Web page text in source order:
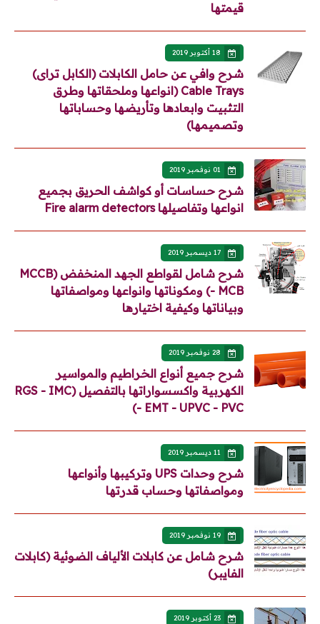
قيمتها
18 أكتوبر 2019
شرح وافي عن حامل الكابلات (الكابل تراى)
Cable Trays (انواعها وملحقاتها وطرق
التثبيت وابعادها وتأريضها وحساباتها
وتصميمها)
01 نوفمبر 2019
شرح حساسات أو كواشف الحريق بجميع
انواعها وتفاصيلها Fire alarm detectors
17 ديسمبر 2019
شرح شامل لقواطع الجهد المنخفض (MCCB
- MCB) ومكوناتها وانواعها ومواصفاتها
وبياناتها وكيفية اختيارها
28 نوفمبر 2019
شرح جميع أنواع الخراطيم والمواسير
الكهربية واكسسواراتها بالتفصيل (RGS - IMC
- EMT - UPVC - PVC)
11 ديسمبر 2019
شرح وحدات UPS وتركيبها وأنواعها
ومواصفاتها وحساب قدرتها
19 نوفمبر 2019
شرح شامل عن كابلات الألياف الضوئية (كابلات
الفايبر)
23 أكتوبر 2019